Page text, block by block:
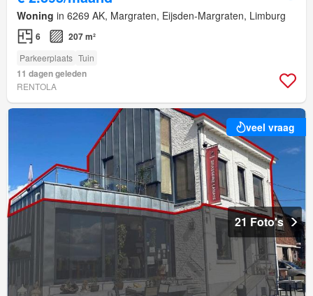
Woning in 6269 AK, Margraten, Eijsden-Margraten, Limburg
6 207 m²
Parkeerplaats Tuin
11 dagen geleden
RENTOLA
veel vraag
21 Foto's